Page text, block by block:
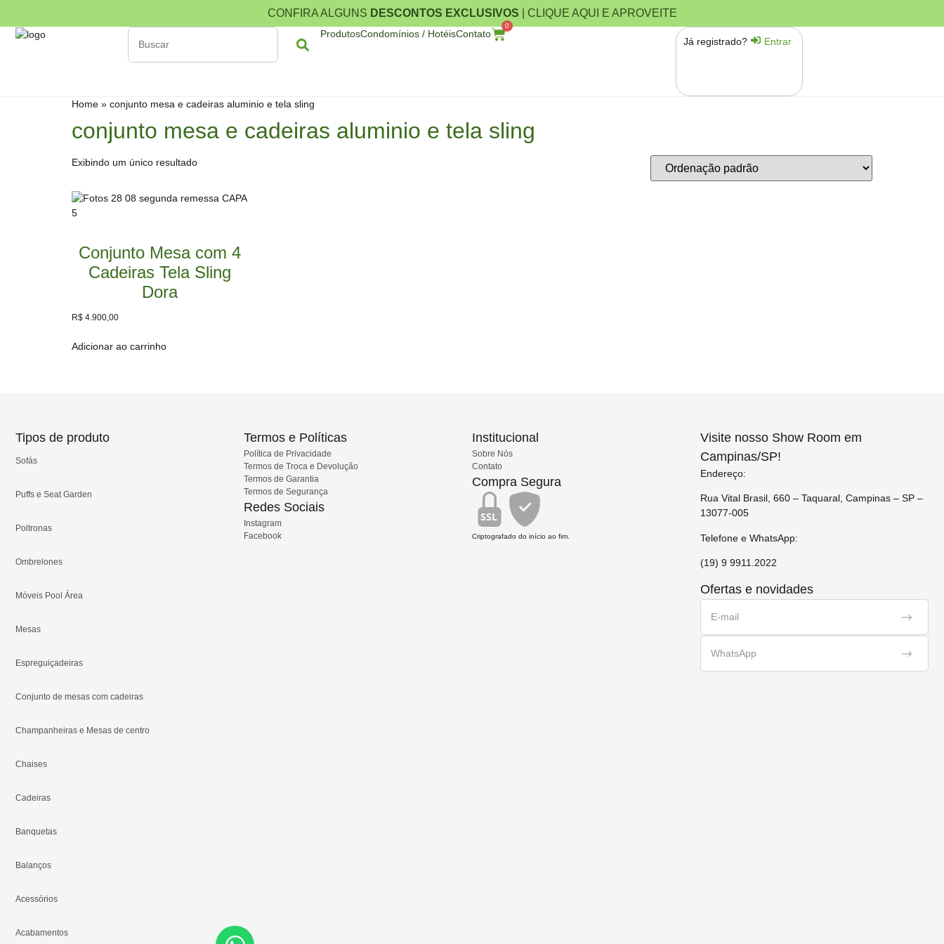
CONFIRA ALGUNS DESCONTOS EXCLUSIVOS | CLIQUE AQUI E APROVEITE
ProdutosCondomínios / HotéisContato
0
Já registrado? Entrar
Home » conjunto mesa e cadeiras aluminio e tela sling
conjunto mesa e cadeiras aluminio e tela sling
Exibindo um único resultado
Conjunto Mesa com 4
Cadeiras Tela Sling
Dora
R$ 4.900,00
Adicionar ao carrinho
Tipos de produto
Sofás
Puffs e Seat Garden
Poltronas
Ombrelones
Móveis Pool Área
Mesas
Espreguiçadeiras
Conjunto de mesas com cadeiras
Champanheiras e Mesas de centro
Chaises
Cadeiras
Banquetas
Balanços
Acessórios
Acabamentos
Termos e Políticas
Política de Privacidade
Termos de Troca e Devolução
Termos de Garantia
Termos de Segurança
Redes Sociais
Instagram
Facebook
Institucional
Sobre Nós
Contato
Compra Segura
SSL
Criptografado do início ao fim.
Visite nosso Show Room em
Campinas/SP!
Endereço:
Rua Vital Brasil, 660 – Taquaral, Campinas – SP –
13077-005
Telefone e WhatsApp:
(19) 9 9911.2022
Ofertas e novidades